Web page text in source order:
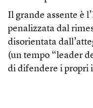
Il grande assente è
penalizzata dal
disorientata
(un tempo “leader
di difendere i propri